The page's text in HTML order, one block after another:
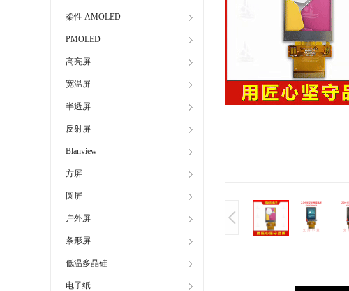
柔性 AMOLED
PMOLED
高亮屏
宽温屏
半透屏
反射屏
Blanview
方屏
圆屏
户外屏
条形屏
低温多晶硅
电子纸